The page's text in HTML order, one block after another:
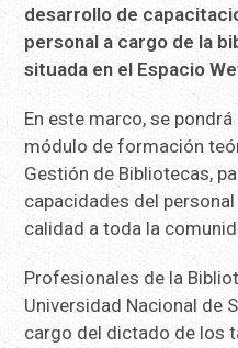
desarrollo de
personal a cargo de la
situada en el Espacio
En este marco, se
módulo de formación
Gestión de Bibliotecas,
capacidades del
calidad a toda la
Profesionales de la
Universidad Nacional de
cargo del dictado de los